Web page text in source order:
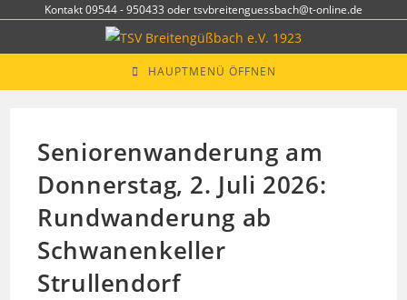
springen
Kontakt 09544 - 950433 oder tsvbreitenguessbach@t-online.de
HAUPTMENÜ ÖFFNEN
Seniorenwanderung am
Donnerstag, 2. Juli 2026:
Rundwanderung ab
Schwanenkeller
Strullendorf